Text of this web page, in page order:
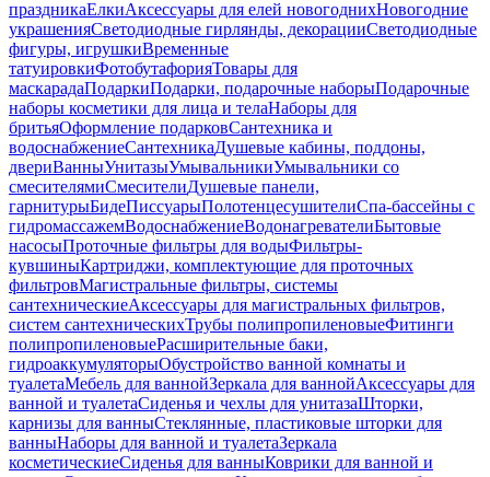
праздникаЕлкиАксессуары для елей новогоднихНовогодние
украшенияСветодиодные гирлянды, декорацииСветодиодные
фигуры, игрушкиВременные
татуировкиФотобутафорияТовары для
маскарадаПодаркиПодарки, подарочные наборыПодарочные
наборы косметики для лица и телаНаборы для
бритьяОформление подарковСантехника и
водоснабжениеСантехникаДушевые кабины, поддоны,
двериВанныУнитазыУмывальникиУмывальники со
смесителямиСмесителиДушевые панели,
гарнитурыБидеПиссуарыПолотенцесушителиСпа-бассейны с
гидромассажемВодоснабжениеВодонагревателиБытовые
насосыПроточные фильтры для водыФильтры-
кувшиныКартриджи, комплектующие для проточных
фильтровМагистральные фильтры, системы
сантехническиеАксессуары для магистральных фильтров,
систем сантехническихТрубы полипропиленовыеФитинги
полипропиленовыеРасширительные баки,
гидроаккумуляторыОбустройство ванной комнаты и
туалетаМебель для ваннойЗеркала для ваннойАксессуары для
ванной и туалетаСиденья и чехлы для унитазаШторки,
карнизы для ванныСтеклянные, пластиковые шторки для
ванныНаборы для ванной и туалетаЗеркала
косметическиеСиденья для ванныКоврики для ванной и